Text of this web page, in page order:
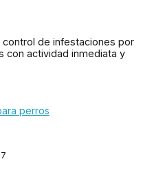
de infestaciones por
con actividad inmediata y
perros